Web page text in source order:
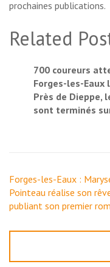
prochaines publications.
Related
700 coureurs
Forges-les-Eaux
Près de Dieppe,
sont terminés
Navigation
de
l’article
Forges-les-Eaux :
Pointeau réalise son
publiant son premier